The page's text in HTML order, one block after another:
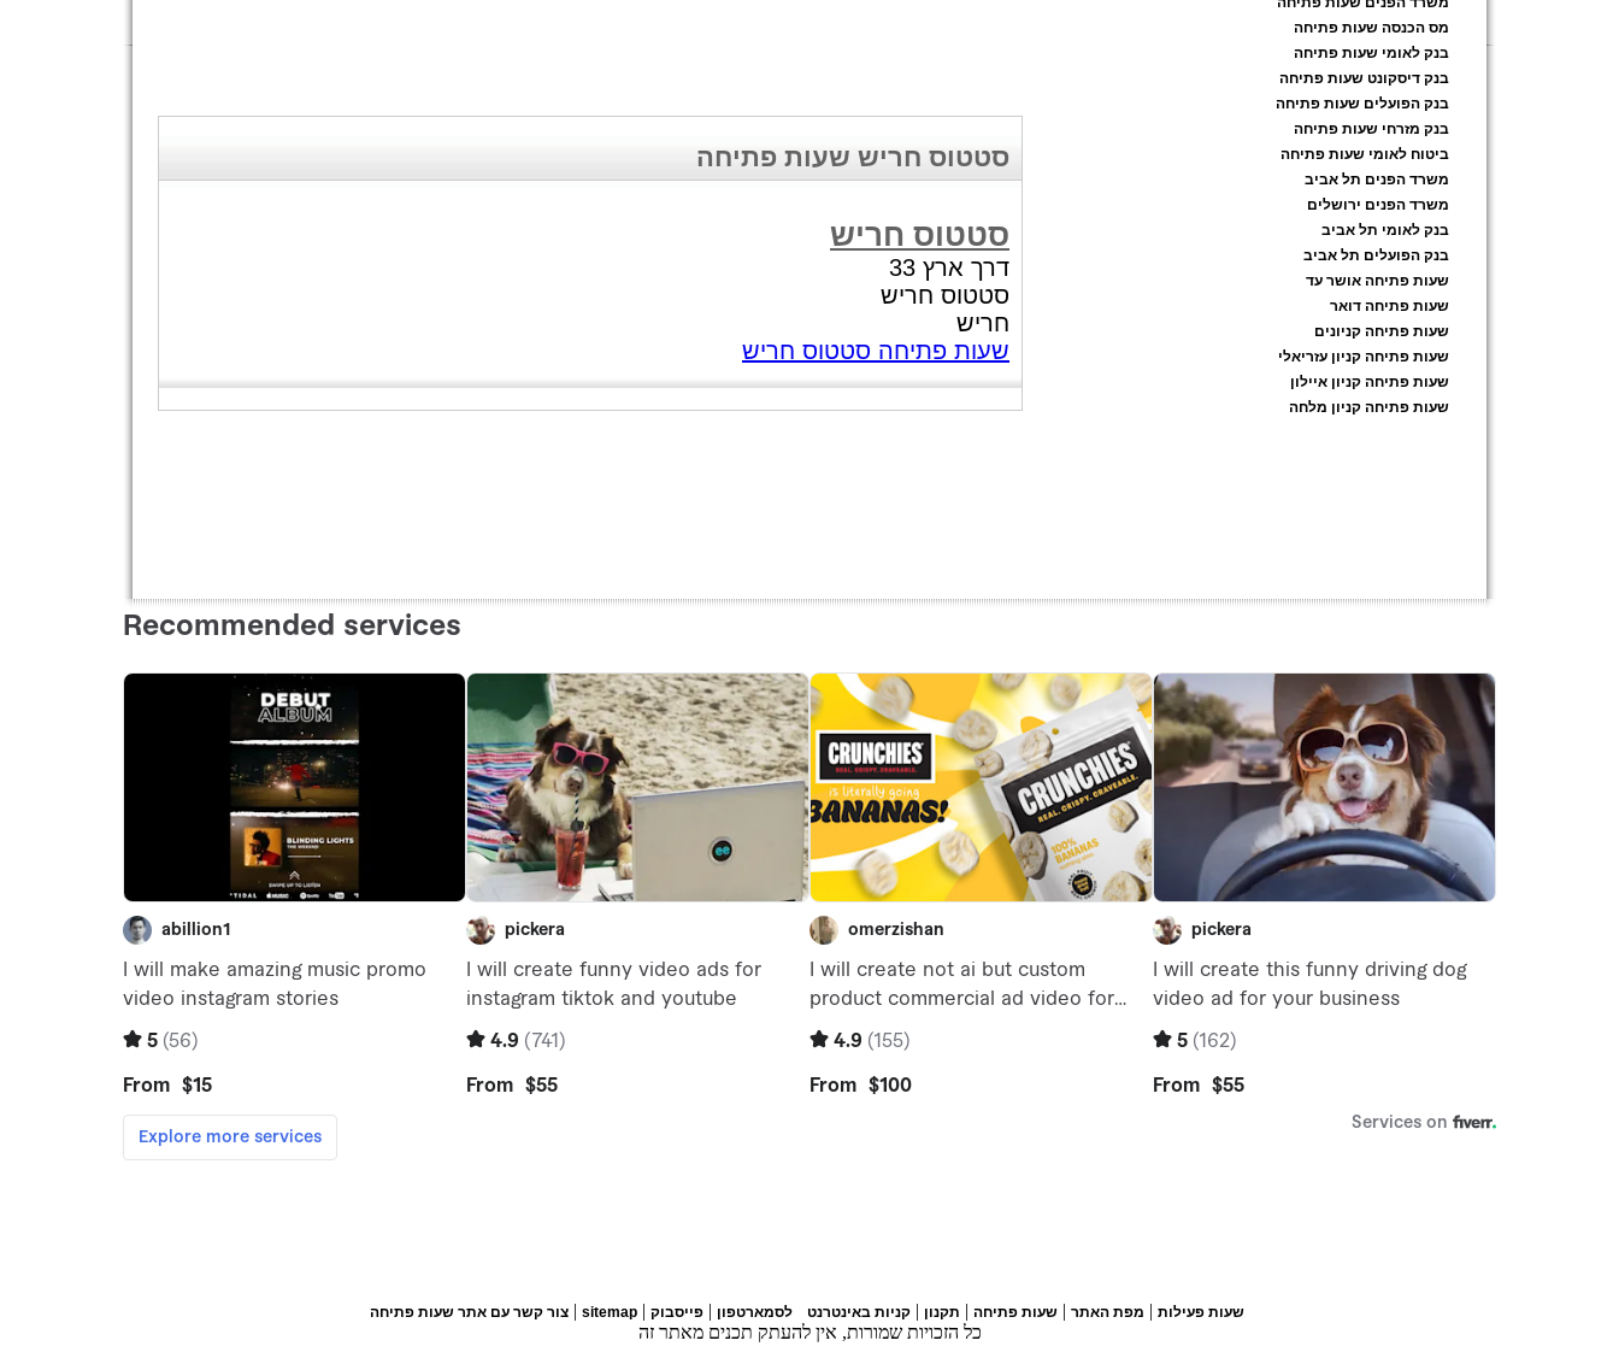
סטטוס חריש שעות פתיחה
סטטוס חריש
דרך ארץ 33
סטטוס חריש
חריש
שעות פתיחה סטטוס חריש
מס הכנסה שעות פתיחה
בנק לאומי שעות פתיחה
בנק דיסקונט שעות פתיחה
בנק הפועלים שעות פתיחה
בנק מזרחי שעות פתיחה
ביטוח לאומי שעות פתיחה
משרד הפנים תל אביב
משרד הפנים ירושלים
בנק לאומי תל אביב
בנק הפועלים תל אביב
שעות פתיחה אושר עד
שעות פתיחה דואר
שעות פתיחה קניונים
שעות פתיחה קניון עזריאלי
שעות פתיחה קניון איילון
שעות פתיחה קניון מלחה
צור קשר עם אתר שעות פתיחה | sitemap | שעות פעילות | מפת האתר | שעות פתיחה | תקנון | קניות באינטרנט לסמארטפון | פייסבוק
כל הזכויות שמורות, אין להעתק תכנים מאתר זה